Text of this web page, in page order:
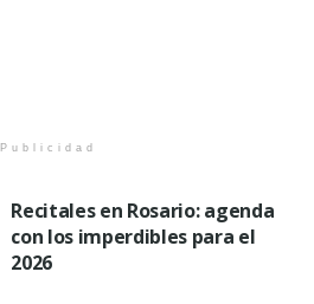
Publicidad
Recitales en Rosario: agenda
con los imperdibles para el
2026